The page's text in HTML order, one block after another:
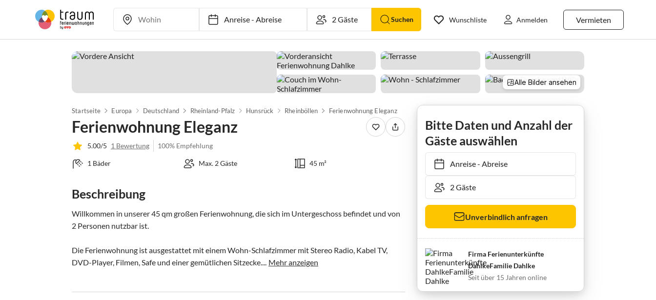
Anreise-Abreise Suchen Vermieten
Wunschliste Anmelden
Alle Bilder ansehen
Startseite Europa Deutschland Rheinland-Pfalz Hunsrück Rheinböllen Ferienwohnung Eleganz
Ferienwohnung Eleganz
5.00/5 1 Bewertung 100% Empfehlung
1 Bäder Max. 2 Gäste 45 m²
Beschreibung
Willkommen in unserer 45 qm großen Ferienwohnung, die sich im Untergeschoss befindet und von
2 Personen nutzbar ist.
Die Ferienwohnung ist ausgestattet mit einem Wohn-Schlafzimmer mit Stereo Radio, Kabel TV,
DVD-Player, Filmen, Safe und einer gemütlichen Sitzecke.... Mehr anzeigen
Bitte Daten und Anzahl der
Gäste auswählen
Anreise- Abreise
Unverbindlich anfragen
Firma Ferienunterkünfte
DahlkeFamilie Dahlke
Seit über 15 Jahren online